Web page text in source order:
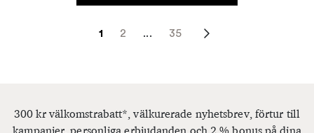
1 2 ... 35
300 kr välkomstrabatt*, välkurerade nyhetsbrev, förtur till